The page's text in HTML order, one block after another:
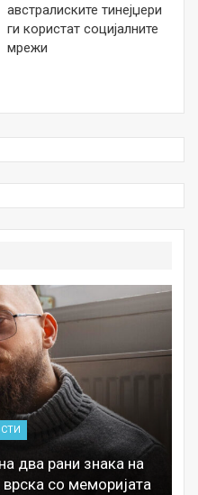
австралиските тинејџери
ги користат социјалните
мрежи
два рани знака на
со меморијата